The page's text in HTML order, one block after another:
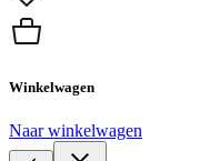
Winkelwagen
Naar winkelwagen